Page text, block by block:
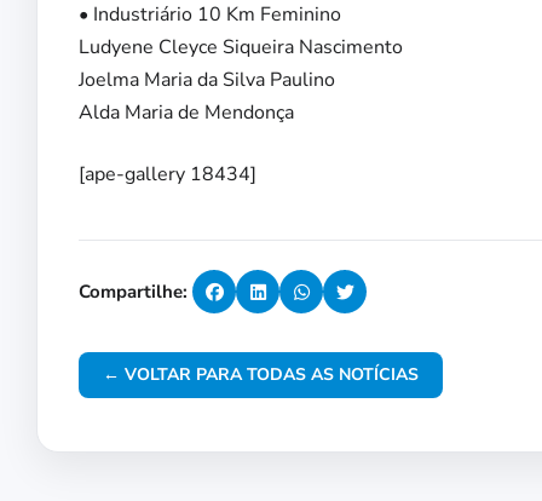
• Industriário 10 Km Feminino
Ludyene Cleyce Siqueira Nascimento
Joelma Maria da Silva Paulino
Alda Maria de Mendonça
[ape-gallery 18434]
Compartilhe:
← VOLTAR PARA TODAS AS NOTÍCIAS